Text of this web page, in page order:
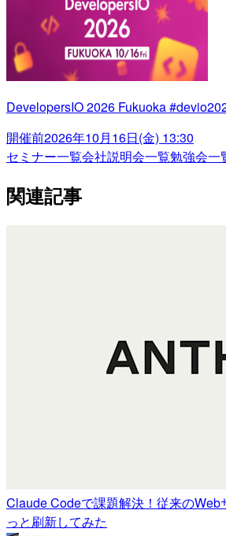
DevelopersIO 2026 Fukuoka
開催前2026年10月16日(金) 13:30
セミナー一覧会社説明会一覧勉強会一
関連記事
Claude Codeで課題解決！従来のWeb
っと刷新してみた